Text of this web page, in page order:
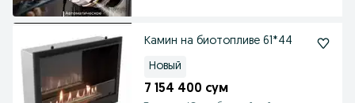
Камин на биотопливе 61*44
Новый
7 154 400 сум